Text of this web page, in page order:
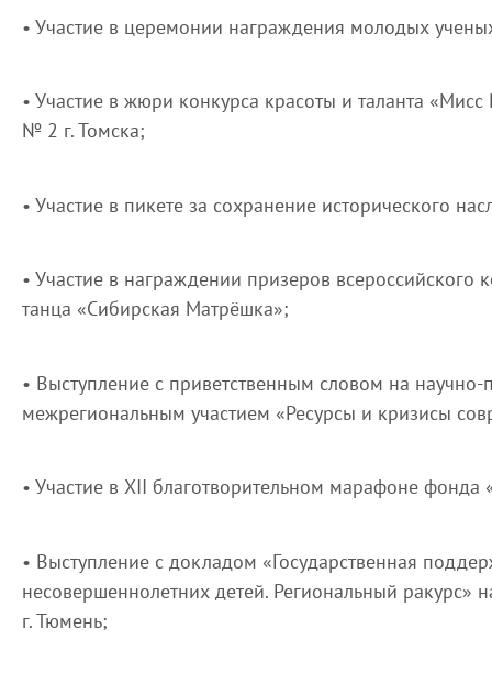
• Участие в церемонии награждения молодых
• Участие в жюри конкурса красоты и таланта
№ 2 г. Томска;
• Участие в пикете за сохранение исторического
• Участие в награждении призеров всероссийского
танца «Сибирская Матрёшка»;
• Выступление с приветственным словом на
межрегиональным участием «Ресурсы и кризисы
• Участие в XII благотворительном марафоне
• Выступление с докладом «Государственная
несовершеннолетних детей. Региональный
г. Тюмень;